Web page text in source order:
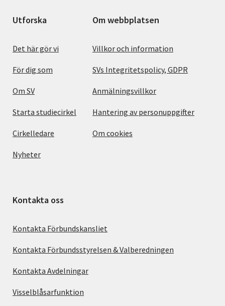
Utforska
Det här gör vi
För dig som
Om SV
Starta studiecirkel
Cirkelledare
Nyheter
Om webbplatsen
Villkor och information
SVs Integritetspolicy, GDPR
Anmälningsvillkor
Hantering av personuppgifter
Om cookies
Kontakta oss
Kontakta Förbundskansliet
Kontakta Förbundsstyrelsen & Valberedningen
Kontakta Avdelningar
Visselblåsarfunktion